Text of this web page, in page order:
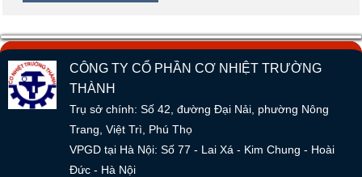
CÔNG TY CỔ PHẦN CƠ NHIỆT TRƯỜNG
THÀNH
Trụ sở chính: Số 42, đường Đại Nải, phường Nông
Trang, Việt Trì, Phú Thọ
VPGD tại Hà Nội: Số 77 - Lai Xá - Kim Chung - Hoài
Đức - Hà Nội